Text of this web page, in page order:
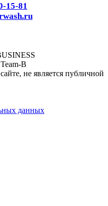
15-81
B
не является публичной
данных